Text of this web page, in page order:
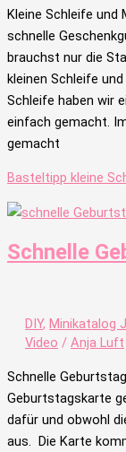
Kleine Schleife und
schnelle
brauchst nur die
kleinen Schleife
Schleife haben wir
einfach gemacht.
gemacht
Basteltipp kleine
Schnelle
DIY, Minikatalog
Video / Anja Luft
Schnelle
Geburtstagskarte
dafür und obwohl
aus. Die Karte